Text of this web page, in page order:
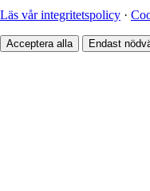
Läs vår integritetspolicy ·
Acceptera alla Endast